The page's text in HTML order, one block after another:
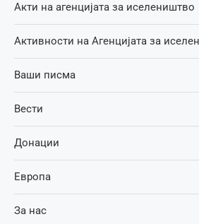
Акти на агенцијата за иселеништво
Активности на Агенцијата за
Ваши писма
Вести
Донации
Европа
За нас